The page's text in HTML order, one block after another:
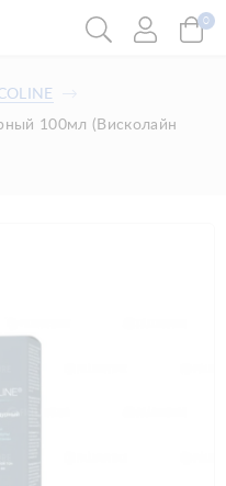
0
100мл (Висколайн